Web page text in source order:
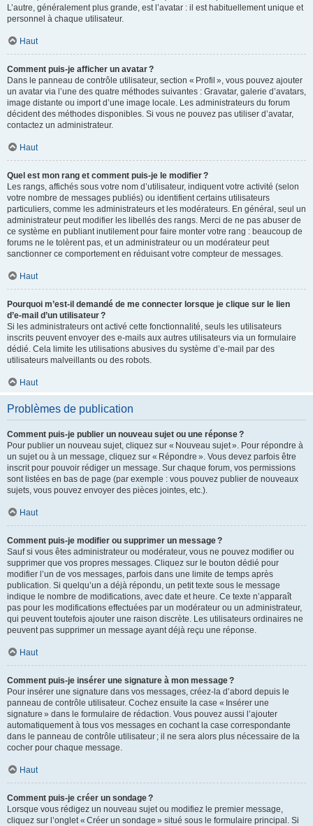
L’autre, généralement plus grande, est l’avatar : il est habituellement unique et
personnel à chaque utilisateur.
Haut
Comment puis-je afficher un avatar ?
Dans le panneau de contrôle utilisateur, section « Profil », vous pouvez ajouter
un avatar via l’une des quatre méthodes suivantes : Gravatar, galerie d’avatars,
image distante ou import d’une image locale. Les administrateurs du forum
décident des méthodes disponibles. Si vous ne pouvez pas utiliser d’avatar,
contactez un administrateur.
Haut
Quel est mon rang et comment puis-je le modifier ?
Les rangs, affichés sous votre nom d’utilisateur, indiquent votre activité (selon
votre nombre de messages publiés) ou identifient certains utilisateurs
particuliers, comme les administrateurs et les modérateurs. En général, seul un
administrateur peut modifier les libellés des rangs. Merci de ne pas abuser de
ce système en publiant inutilement pour faire monter votre rang : beaucoup de
forums ne le tolèrent pas, et un administrateur ou un modérateur peut
sanctionner ce comportement en réduisant votre compteur de messages.
Haut
Pourquoi m’est-il demandé de me connecter lorsque je clique sur le lien
d’e-mail d’un utilisateur ?
Si les administrateurs ont activé cette fonctionnalité, seuls les utilisateurs
inscrits peuvent envoyer des e-mails aux autres utilisateurs via un formulaire
dédié. Cela limite les utilisations abusives du système d’e-mail par des
utilisateurs malveillants ou des robots.
Haut
Problèmes de publication
Comment puis-je publier un nouveau sujet ou une réponse ?
Pour publier un nouveau sujet, cliquez sur « Nouveau sujet ». Pour répondre à
un sujet ou à un message, cliquez sur « Répondre ». Vous devez parfois être
inscrit pour pouvoir rédiger un message. Sur chaque forum, vos permissions
sont listées en bas de page (par exemple : vous pouvez publier de nouveaux
sujets, vous pouvez envoyer des pièces jointes, etc.).
Haut
Comment puis-je modifier ou supprimer un message ?
Sauf si vous êtes administrateur ou modérateur, vous ne pouvez modifier ou
supprimer que vos propres messages. Cliquez sur le bouton dédié pour
modifier l’un de vos messages, parfois dans une limite de temps après
publication. Si quelqu’un a déjà répondu, un petit texte sous le message
indique le nombre de modifications, avec date et heure. Ce texte n’apparaît
pas pour les modifications effectuées par un modérateur ou un administrateur,
qui peuvent toutefois ajouter une raison discrète. Les utilisateurs ordinaires ne
peuvent pas supprimer un message ayant déjà reçu une réponse.
Haut
Comment puis-je insérer une signature à mon message ?
Pour insérer une signature dans vos messages, créez-la d’abord depuis le
panneau de contrôle utilisateur. Cochez ensuite la case « Insérer une
signature » dans le formulaire de rédaction. Vous pouvez aussi l’ajouter
automatiquement à tous vos messages en cochant la case correspondante
dans le panneau de contrôle utilisateur ; il ne sera alors plus nécessaire de la
cocher pour chaque message.
Haut
Comment puis-je créer un sondage ?
Lorsque vous rédigez un nouveau sujet ou modifiez le premier message,
cliquez sur l’onglet « Créer un sondage » situé sous le formulaire principal. Si